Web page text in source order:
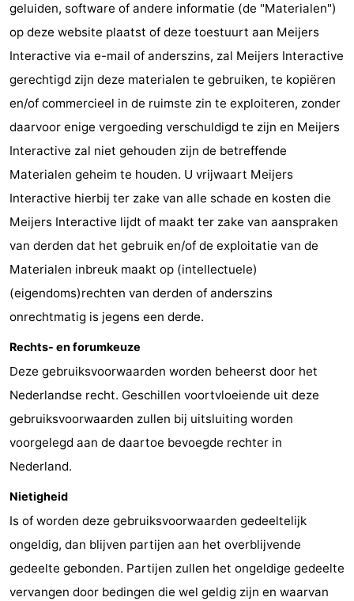
geluiden, software of andere informatie (de "Materialen")
op deze website plaatst of deze toestuurt aan Meijers
Interactive via e-mail of anderszins, zal Meijers Interactive
gerechtigd zijn deze materialen te gebruiken, te kopiëren
en/of commercieel in de ruimste zin te exploiteren, zonder
daarvoor enige vergoeding verschuldigd te zijn en Meijers
Interactive zal niet gehouden zijn de betreffende
Materialen geheim te houden. U vrijwaart Meijers
Interactive hierbij ter zake van alle schade en kosten die
Meijers Interactive lijdt of maakt ter zake van aanspraken
van derden dat het gebruik en/of de exploitatie van de
Materialen inbreuk maakt op (intellectuele)
(eigendoms)rechten van derden of anderszins
onrechtmatig is jegens een derde.
Rechts- en forumkeuze
Deze gebruiksvoorwaarden worden beheerst door het
Nederlandse recht. Geschillen voortvloeiende uit deze
gebruiksvoorwaarden zullen bij uitsluiting worden
voorgelegd aan de daartoe bevoegde rechter in
Nederland.
Nietigheid
Is of worden deze gebruiksvoorwaarden gedeeltelijk
ongeldig, dan blijven partijen aan het overblijvende
gedeelte gebonden. Partijen zullen het ongeldige gedeelte
vervangen door bedingen die wel geldig zijn en waarvan